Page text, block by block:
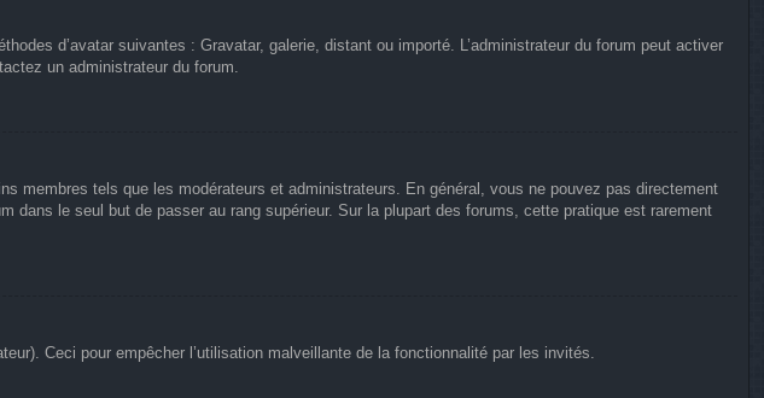
d’avatar suivantes : Gravatar, galerie, distant ou importé. L’administrateur du forum peut activer
un administrateur du forum.
membres tels que les modérateurs et administrateurs. En général, vous ne pouvez pas directement
dans le seul but de passer au rang supérieur. Sur la plupart des forums, cette pratique est rarement
Ceci pour empêcher l’utilisation malveillante de la fonctionnalité par les invités.